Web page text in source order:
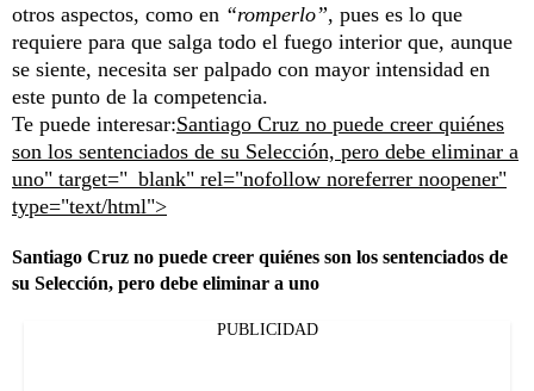
otros aspectos, como en “romperlo”, pues es lo que
requiere para que salga todo el fuego interior que, aunque
se siente, necesita ser palpado con mayor intensidad en
este punto de la competencia.
Te puede interesar:Santiago Cruz no puede creer quiénes
son los sentenciados de su Selección, pero debe eliminar a
uno" target="_blank" rel="nofollow noreferrer noopener"
type="text/html">
Santiago Cruz no puede creer quiénes son los sentenciados de
su Selección, pero debe eliminar a uno
PUBLICIDAD